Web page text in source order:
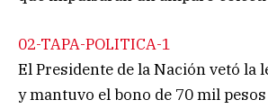
02-TAPA-POLITICA-1
El Presidente de la Nación vetó la
y mantuvo el bono de 70 mil